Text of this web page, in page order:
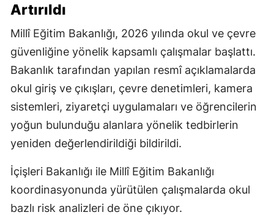
Artırıldı
Millî Eğitim Bakanlığı, 2026 yılında okul ve çevre
güvenliğine yönelik kapsamlı çalışmalar başlattı.
Bakanlık tarafından yapılan resmî açıklamalarda
okul giriş ve çıkışları, çevre denetimleri, kamera
sistemleri, ziyaretçi uygulamaları ve öğrencilerin
yoğun bulunduğu alanlara yönelik tedbirlerin
yeniden değerlendirildiği bildirildi.
İçişleri Bakanlığı ile Millî Eğitim Bakanlığı
koordinasyonunda yürütülen çalışmalarda okul
bazlı risk analizleri de öne çıkıyor.